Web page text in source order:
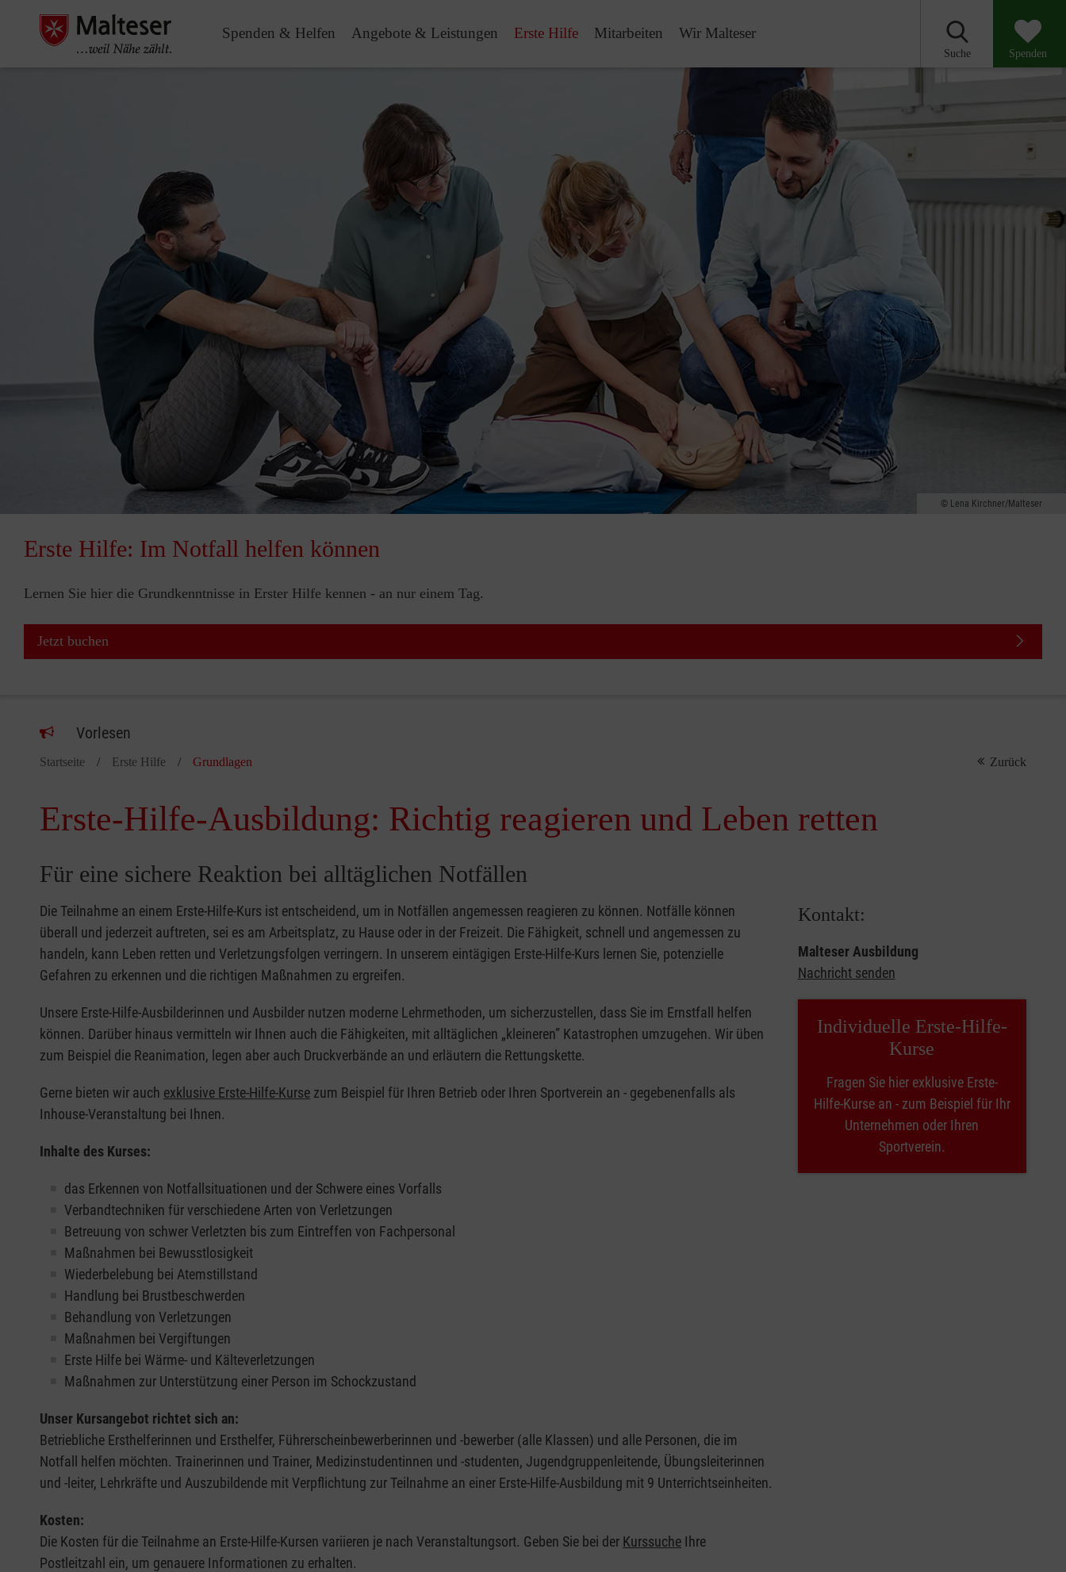
Spenden & Helfen Angebote & Leistungen Erste Hilfe Mitarbeiten Wir Malteser
Suche Spenden
Lena Kirchner/Malteser
Erste Hilfe: Im Notfall helfen können
Lernen Sie hier die Grundkenntnisse in Erster Hilfe kennen - an nur einem Tag.
Jetzt buchen
Vorlesen
Startseite Erste Hilfe Grundlagen Zurück
Erste-Hilfe-Ausbildung: Richtig reagieren und Leben retten
Für eine sichere Reaktion bei alltäglichen Notfällen
Die Teilnahme an einem Erste-Hilfe-Kurs ist entscheidend, um in Notfällen angemessen reagieren zu können. Notfälle können
überall und jederzeit auftreten, sei es am Arbeitsplatz, zu Hause oder in der Freizeit. Die Fähigkeit, schnell und angemessen zu
handeln, kann Leben retten und Verletzungsfolgen verringern. In unserem eintägigen Erste-Hilfe-Kurs lernen Sie, potenzielle
Gefahren zu erkennen und die richtigen Maßnahmen zu ergreifen.
Unsere Erste-Hilfe-Ausbilderinnen und Ausbilder nutzen moderne Lehrmethoden, um sicherzustellen, dass Sie im Ernstfall helfen
können. Darüber hinaus vermitteln wir Ihnen auch die Fähigkeiten, mit alltäglichen „kleineren” Katastrophen umzugehen. Wir üben
zum Beispiel die Reanimation, legen aber auch Druckverbände an und erläutern die Rettungskette.
Gerne bieten wir auch exklusive Erste-Hilfe-Kurse zum Beispiel für Ihren Betrieb oder Ihren Sportverein an - gegebenenfalls als
Inhouse-Veranstaltung bei Ihnen.
Inhalte des Kurses:
das Erkennen von Notfallsituationen und der Schwere eines Vorfalls
Verbandtechniken für verschiedene Arten von Verletzungen
Betreuung von schwer Verletzten bis zum Eintreffen von Fachpersonal
Maßnahmen bei Bewusstlosigkeit
Wiederbelebung bei Atemstillstand
Handlung bei Brustbeschwerden
Behandlung von Verletzungen
Maßnahmen bei Vergiftungen
Erste Hilfe bei Wärme- und Kälteverletzungen
Maßnahmen zur Unterstützung einer Person im Schockzustand
Unser Kursangebot richtet sich an:
Betriebliche Ersthelferinnen und Ersthelfer, Führerscheinbewerberinnen und -bewerber (alle Klassen) und alle Personen, die im
Notfall helfen möchten. Trainerinnen und Trainer, Medizinstudentinnen und -studenten, Jugendgruppenleitende, Übungsleiterinnen
und -leiter, Lehrkräfte und Auszubildende mit Verpflichtung zur Teilnahme an einer Erste-Hilfe-Ausbildung mit 9 Unterrichtseinheiten.
Kosten:
Die Kosten für die Teilnahme an Erste-Hilfe-Kursen variieren je nach Veranstaltungsort. Geben Sie bei der Kurssuche Ihre
Postleitzahl ein, um genauere Informationen zu erhalten.
Kontakt:
Malteser Ausbildung
Nachricht senden
Individuelle Erste-Hilfe-
Kurse
Fragen Sie hier exklusive Erste-
Hilfe-Kurse an - zum Beispiel für Ihr
Unternehmen oder Ihren
Sportverein.